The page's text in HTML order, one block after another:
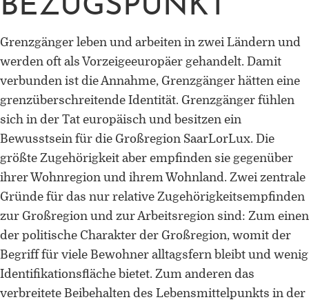
BEZUGSPUNKT
Grenzgänger leben und arbeiten in zwei Ländern und
werden oft als Vorzeigeeuropäer gehandelt. Damit
verbunden ist die Annahme, Grenzgänger hätten eine
grenzüberschreitende Identität. Grenzgänger fühlen
sich in der Tat europäisch und besitzen ein
Bewusstsein für die Großregion SaarLorLux. Die
größte Zugehörigkeit aber empfinden sie gegenüber
ihrer Wohnregion und ihrem Wohnland. Zwei zentrale
Gründe für das nur relative Zugehörigkeitsempfinden
zur Großregion und zur Arbeitsregion sind: Zum einen
der politische Charakter der Großregion, womit der
Begriff für viele Bewohner alltagsfern bleibt und wenig
Identifikationsfläche bietet. Zum anderen das
verbreitete Beibehalten des Lebensmittelpunkts in der